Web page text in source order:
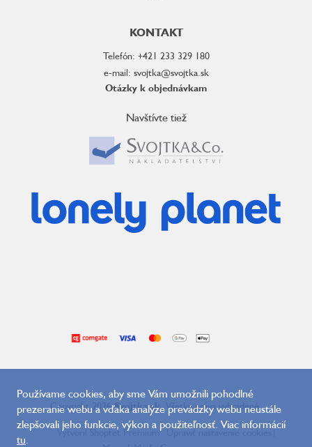
Používame cookies, aby sme Vám umožnili pohodlné
prezeranie webu a vďaka analýze prevádzky webu neustále
zlepšovali jeho funkcie, výkon a použiteľnosť. Viac informácií
tu.
KONTAKT
Telefón: +421 233 329 180
e-mail: svojtka@svojtka.sk
Otázky k objednávkam
Navštívte tiež
Copyright 2026Svojtka.sk. Všetky práva vyhradené.
Vytvoril Shoptet Premium Upraviť nastavenie cookies|